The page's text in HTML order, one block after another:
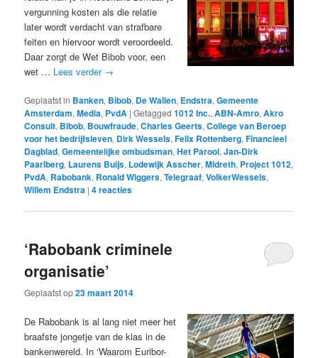
vergunning kosten als die relatie
later wordt verdacht van strafbare
feiten en hiervoor wordt veroordeeld.
Daar zorgt de Wet Bibob voor, een
wet … Lees verder →
Geplaatst in Banken, Bibob, De Wallen, Endstra,Gemeente
Amsterdam,Media, PvdA |Getagged 1012 Inc.,ABN-Amro,Akro
Consult, Bibob, Bouwfraude,Charles Geerts,College van Beroep
voor het bedrijfsleven, Dirk Wessels,Felix Rottenberg,Financieel
Dagblad,Gemeentelijke ombudsman,Het Parool,Jan-Dirk
Paarlberg, Laurens Buijs, Lodewijk Asscher,Midreth, Project 1012,
PvdA, Rabobank, Ronald Wiggers,Telegraaf,VolkerWessels,
Willem Endstra |4reacties
‘Rabobank criminele
organisatie’
Geplaatst op23 maart 2014
De Rabobank is al lang niet meer het
braafste jongetje van de klas in de
bankenwereld. In ‘Waarom Euribor-